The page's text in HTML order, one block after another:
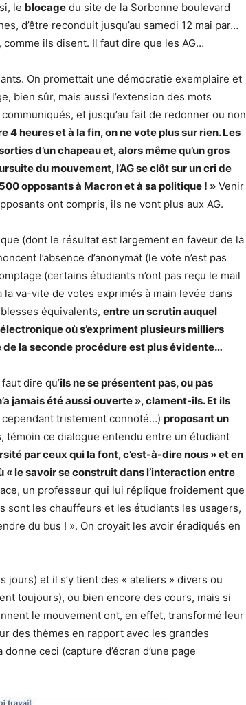
le blocage du site de la Sorbonne boulevard
d’être reconduit jusqu’au samedi 12 mai par…
comme ils disent. Il faut dire que les AG…
On promettait une démocratie exemplaire et
bien sûr, mais aussi l’extension des mots
et jusqu’au fait de redonner ou non
4 heures et à la fin, on ne vote plus sur rien. Les
d’un chapeau et, alors même qu’un gros
du mouvement, l’AG se clôt sur un cri de
opposants à Macron et à sa politique ! » Venir
ont compris, ils ne vont plus aux AG.
(dont le résultat est largement en faveur de la
l’absence d’anonymat (le vote n’est pas
(certains étudiants n’ont pas reçu le mail
va-vite de votes exprimés à main levée dans
équivalents, entre un scrutin auquel
où s’expriment plusieurs milliers
la seconde procédure est plus évidente…
dire qu’ils ne se présentent pas, ou pas
jamais été aussi ouverte », clament-ils. Et ils
cependant tristement connoté…) proposant un
témoin ce dialogue entendu entre un étudiant
par ceux qui la font, c’est-à-dire nous » et en
« le savoir se construit dans l’interaction entre
un professeur qui lui réplique froidement que
sont les chauffeurs et les étudiants les usagers,
du bus ! ». On croyait les avoir éradiqués en
et il s’y tient des « ateliers » divers ou
toujours), ou bien encore des cours, mais si
le mouvement ont, en effet, transformé leur
des thèmes en rapport avec les grandes
ceci (capture d’écran d’une page